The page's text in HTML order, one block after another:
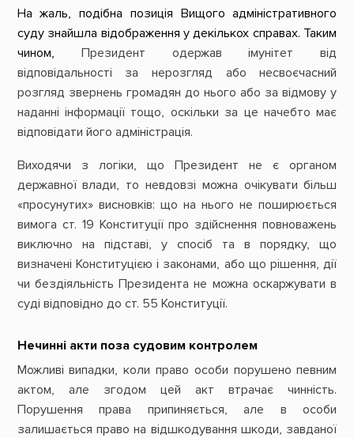
На жаль, подібна позиція Вищого адміністративного
суду знайшла відображення у декількох справах. Таким
чином, Президент одержав імунітет від
відповідальності за нерозгляд або несвоєчасний
розгляд звернень громадян до нього або за відмову у
наданні інформації тощо, оскільки за це начебто має
відповідати його адміністрація.
Виходячи з логіки, що Президент не є органом
державної влади, то невдовзі можна очікувати більш
«просунутих» висновків: що на нього не поширюється
вимога ст. 19 Конституції про здійснення повноважень
виключно на підставі, у спосіб та в порядку, що
визначені Конституцією і законами, або що рішення, дії
чи бездіяльність Президента не можна оскаржувати в
суді відповідно до ст. 55 Конституції.
Нечинні акти поза судовим контролем
Можливі випадки, коли право особи порушено певним
актом, але згодом цей акт втрачає чинність.
Порушення права припиняється, але в особи
залишається право на відшкодування шкоди, завданої